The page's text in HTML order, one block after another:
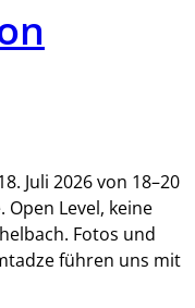
Juli 2026 von 18–20
Level, keine
Fotos und
führen uns mit